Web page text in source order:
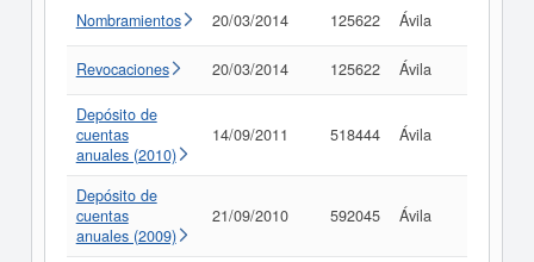
Nombramientos 20/03/2014 125622 Ávila
Revocaciones 20/03/2014 125622 Ávila
Depósito de
cuentas
anuales (2010)
14/09/2011 518444 Ávila
Depósito de
cuentas
anuales (2009)
21/09/2010 592045 Ávila